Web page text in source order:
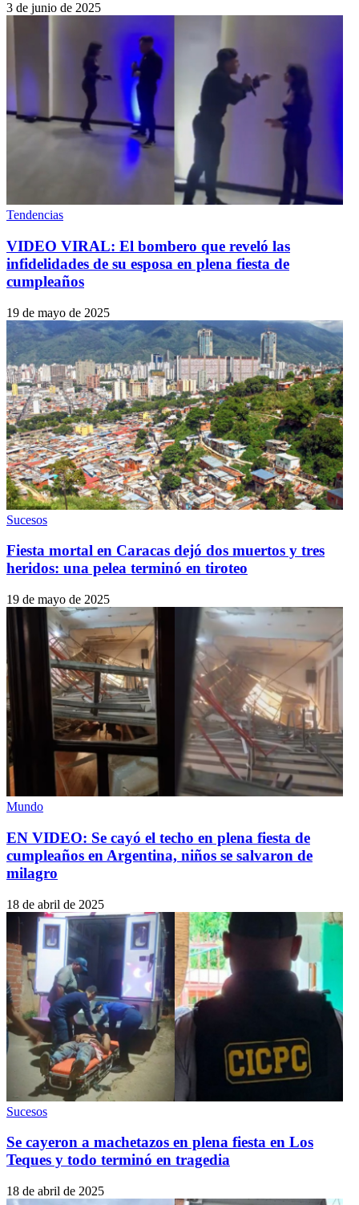
3 de junio de 2025
Tendencias
VIDEO VIRAL: El bombero que reveló las
infidelidades de su esposa en plena fiesta de
cumpleaños
19 de mayo de 2025
Sucesos
Fiesta mortal en Caracas dejó dos muertos y tres
heridos: una pelea terminó en tiroteo
19 de mayo de 2025
Mundo
EN VIDEO: Se cayó el techo en plena fiesta de
cumpleaños en Argentina, niños se salvaron de
milagro
18 de abril de 2025
Sucesos
Se cayeron a machetazos en plena fiesta en Los
Teques y todo terminó en tragedia
18 de abril de 2025